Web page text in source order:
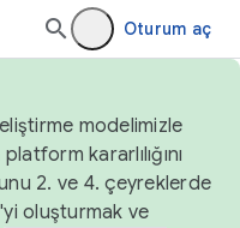
Oturum aç
modelimizle
kararlılığını
2. ve 4. çeyreklerde
oluşturmak ve